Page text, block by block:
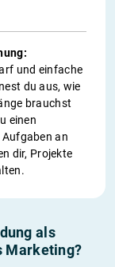
und einfache
du aus, wie
brauchst
einen
an
dir, Projekte
als
Marketing?